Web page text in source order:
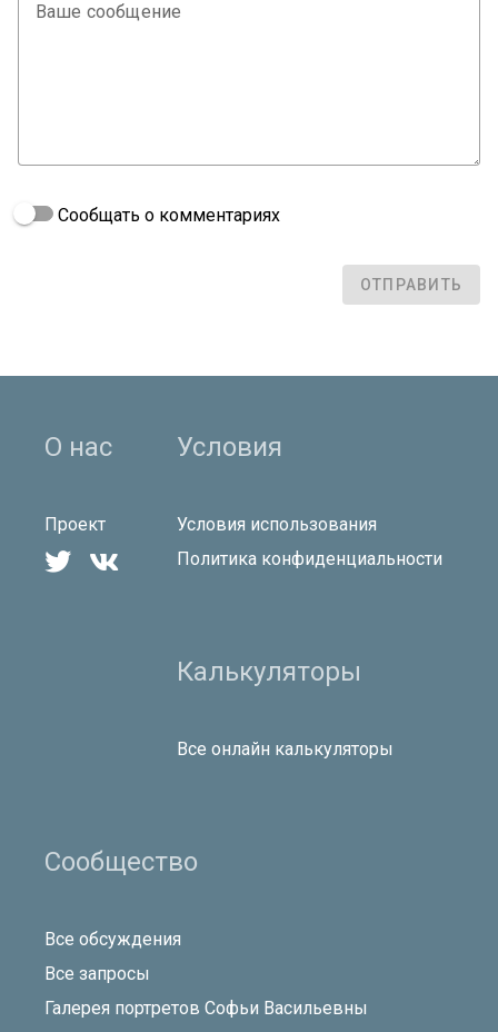
Ваше сообщение
Сообщать о комментариях
ОТПРАВИТЬ
О нас
Проект
 
Условия
Условия использования
Политика конфиденциальности
Калькуляторы
Все онлайн калькуляторы
Сообщество
Все обсуждения
Все запросы
Галерея портретов Софьи Васильевны